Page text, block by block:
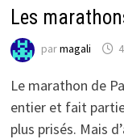
Les
parmagali
Le marathon de
entier et fait
plus prisés. Mais